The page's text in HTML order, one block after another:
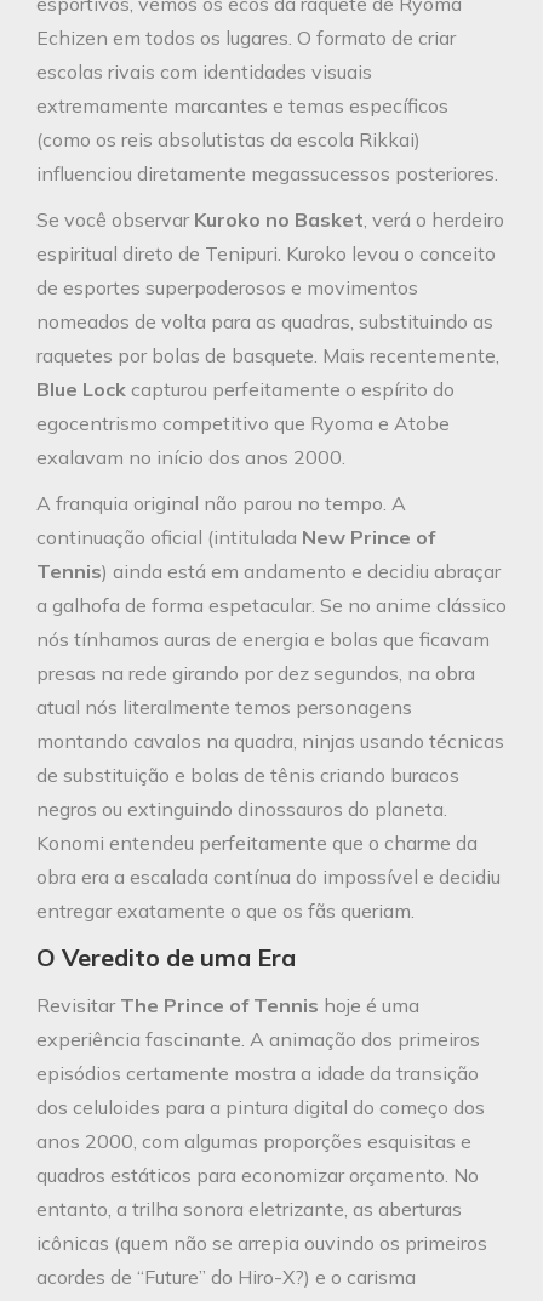
Echizen em todos os lugares. O formato de criar
escolas rivais com identidades visuais
extremamente marcantes e temas específicos
(como os reis absolutistas da escola Rikkai)
influenciou diretamente megassucessos posteriores.
Se você observar Kuroko no Basket, verá o herdeiro
espiritual direto de Tenipuri. Kuroko levou o conceito
de esportes superpoderosos e movimentos
nomeados de volta para as quadras, substituindo as
raquetes por bolas de basquete. Mais recentemente,
Blue Lock capturou perfeitamente o espírito do
egocentrismo competitivo que Ryoma e Atobe
exalavam no início dos anos 2000.
A franquia original não parou no tempo. A
continuação oficial (intitulada New Prince of
Tennis) ainda está em andamento e decidiu abraçar
a galhofa de forma espetacular. Se no anime clássico
nós tínhamos auras de energia e bolas que ficavam
presas na rede girando por dez segundos, na obra
atual nós literalmente temos personagens
montando cavalos na quadra, ninjas usando técnicas
de substituição e bolas de tênis criando buracos
negros ou extinguindo dinossauros do planeta.
Konomi entendeu perfeitamente que o charme da
obra era a escalada contínua do impossível e decidiu
entregar exatamente o que os fãs queriam.
O Veredito de uma Era
Revisitar The Prince of Tennis hoje é uma
experiência fascinante. A animação dos primeiros
episódios certamente mostra a idade da transição
dos celuloides para a pintura digital do começo dos
anos 2000, com algumas proporções esquisitas e
quadros estáticos para economizar orçamento. No
entanto, a trilha sonora eletrizante, as aberturas
icônicas (quem não se arrepia ouvindo os primeiros
acordes de “Future” do Hiro-X?) e o carisma